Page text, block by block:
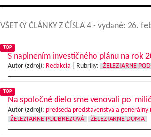
VŠETKY ČLÁNKY Z ČÍSLA 4 - vydané: 26.
TOP
S naplnením investičného plánu na rok
Autor (zdroj): Redakcia Rubriky: ŽELEZIARNE
TOP
Na spoločné dielo sme venovali pol
Autor (zdroj): predseda predstavenstva a generálny
ŽELEZIARNE PODBREZOVÁ
ŽELEZIARNE DOMA